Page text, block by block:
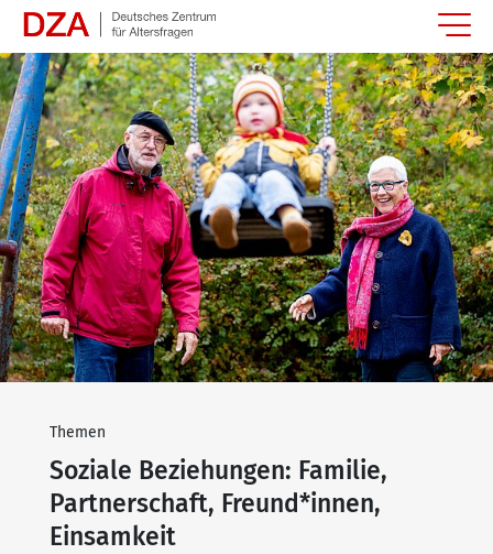
Springe zum Hauptinhalt
Themen
Soziale Beziehungen: Familie,
Partnerschaft, Freund*innen,
Einsamkeit